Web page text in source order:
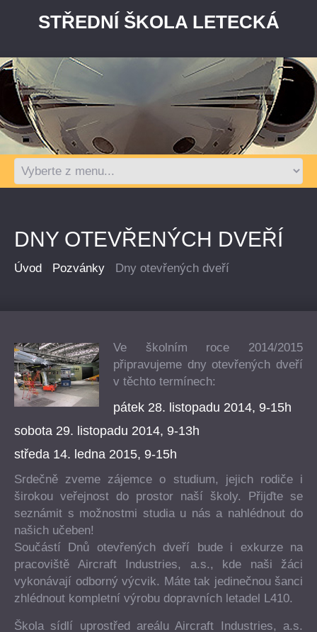
STŘEDNÍ ŠKOLA LETECKÁ
DNY OTEVŘENÝCH DVEŘÍ
Úvod Pozvánky Dny otevřených dveří
Ve školním roce 2014/2015
připravujeme dny otevřených dveří
v těchto termínech:
pátek 28. listopadu 2014, 9-15h
sobota 29. listopadu 2014, 9-13h
středa 14. ledna 2015, 9-15h
Srdečně zveme zájemce o studium, jejich rodiče i
širokou veřejnost do prostor naší školy. Přijďte se
seznámit s možnostmi studia u nás a nahlédnout do
našich učeben!
Součástí Dnů otevřených dveří bude i exkurze na
pracoviště Aircraft Industries, a.s., kde naši žáci
vykonávají odborný výcvik. Máte tak jedinečnou šanci
zhlédnout kompletní výrobu dopravních letadel L410.
Škola sídlí uprostřed areálu Aircraft Industries, a.s.